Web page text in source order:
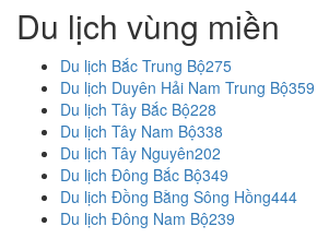
Du lịch vùng miền
Du lịch Bắc Trung Bộ275
Du lịch Duyên Hải Nam Trung Bộ359
Du lịch Tây Bắc Bộ228
Du lịch Tây Nam Bộ338
Du lịch Tây Nguyên202
Du lịch Đông Bắc Bộ349
Du lịch Đồng Bằng Sông Hồng444
Du lịch Đông Nam Bộ239